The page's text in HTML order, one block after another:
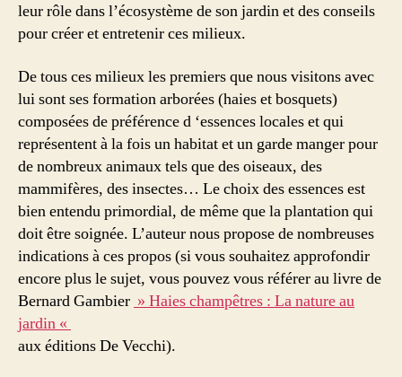
leur rôle dans l’écosystème de son jardin et des conseils
pour créer et entretenir ces milieux.
De tous ces milieux les premiers que nous visitons avec
lui sont ses formation arborées (haies et bosquets)
composées de préférence d ‘essences locales et qui
représentent à la fois un habitat et un garde manger pour
de nombreux animaux tels que des oiseaux, des
mammifères, des insectes… Le choix des essences est
bien entendu primordial, de même que la plantation qui
doit être soignée. L’auteur nous propose de nombreuses
indications à ces propos (si vous souhaitez approfondir
encore plus le sujet, vous pouvez vous référer au livre de
Bernard Gambier » Haies champêtres : La nature au
jardin «
aux éditions De Vecchi).